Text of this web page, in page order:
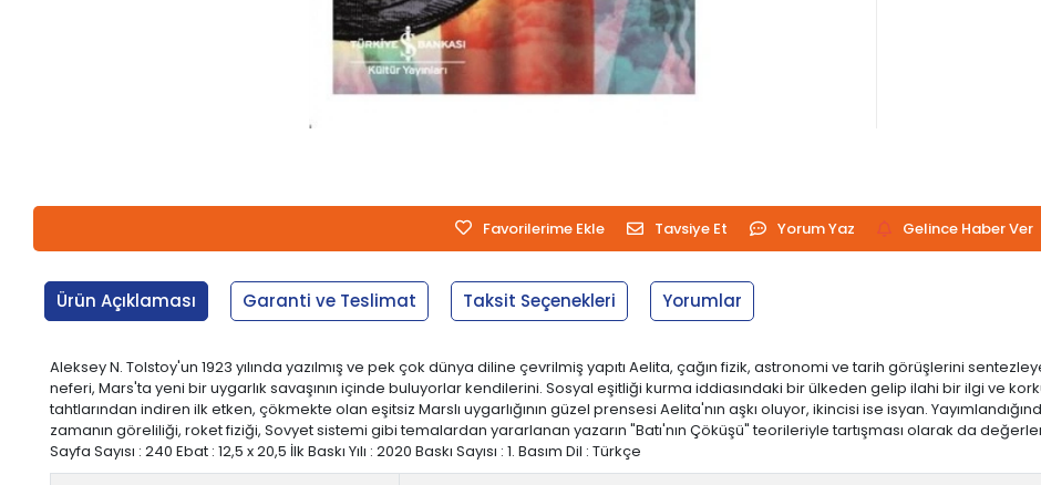
Favorilerime Ekle Tavsiye Et Yorum Yaz Gelince Haber Ver
Ürün Açıklaması Garanti ve Teslimat Taksit Seçenekleri Yorumlar
Aleksey N. Tolstoy'un 1923 yılında yazılmış ve pek çok dünya diline çevrilmiş yapıtı Aelita, çağın fizik, astronomi ve tarih görüşlerini
neferi, Mars'ta yeni bir uygarlık savaşının içinde buluyorlar kendilerini. Sosyal eşitliği kurma iddiasındaki bir ülkeden gelip ilahi bir ilgi ve
tahtlarından indiren ilk etken, çökmekte olan eşitsiz Marslı uygarlığının güzel prensesi Aelita'nın aşkı oluyor, ikincisi ise isyan.
zamanın göreliliği, roket fiziği, Sovyet sistemi gibi temalardan yararlanan yazarın "Batı'nın Çöküşü" teorileriyle tartışması olarak da
Sayfa Sayısı : 240 Ebat : 12,5 x 20,5 İlk Baskı Yılı : 2020 Baskı Sayısı : 1. Basım Dil : Türkçe